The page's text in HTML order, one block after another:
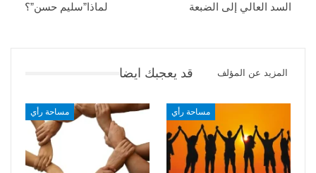
لماذا”سليم حسن”؟
السد العالي إلى الضبعة
قد يعجبك ايضا المزيد عن المؤلف
مساحة رأي مساحة رأي